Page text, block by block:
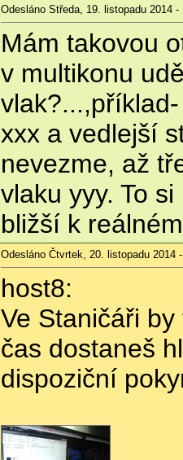
Odesláno Středa, 19. listopadu 2014 -
Mám takovou
v multikonu
xxx a vedlejší
nevezme, až
vlaku yyy. To
bližší k
Odesláno Čtvrtek, 20. listopadu 2014
host8:
Ve Staničáři
čas dostaneš
dispoziční